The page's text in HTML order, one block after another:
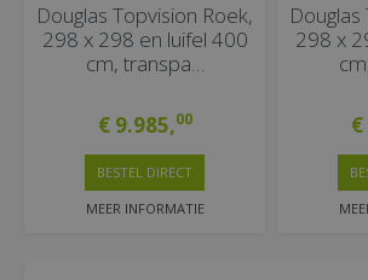
Douglas Topvision Roek,
298 x 298 en luifel 400
cm, transpa…
€ 9.985,00
MEER INFORMATIE
BESTEL DIRECT
298 x
€